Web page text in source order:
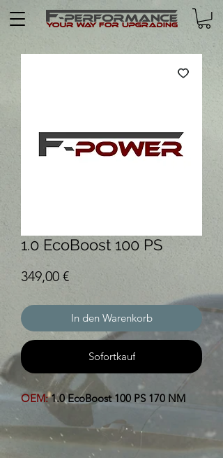
1.0 EcoBoost 100 PS
349,00 €Preis
In den Warenkorb
Sofortkauf
OEM:1.0 EcoBoost 100 PS 170 NM